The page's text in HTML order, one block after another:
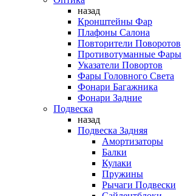
назад
Кронштейны Фар
Плафоны Салона
Повторители Поворотов
Противотуманные Фары
Указатели Повортов
Фары Головного Света
Фонари Багажника
Фонари Задние
Подвеска
назад
Подвеска Задняя
Амортизаторы
Балки
Кулаки
Пружины
Рычаги Подвески